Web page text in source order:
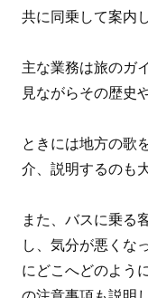
共に同乗して案内
主な業務は旅のガ
見ながらその歴史
ときには地方の歌
介、説明するのも
また、バスに乗る
し、気分が悪くな
にどこへどのよう